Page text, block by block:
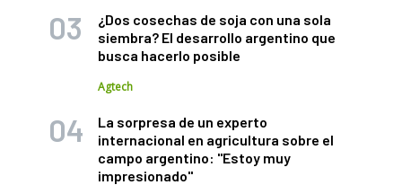
¿Dos cosechas de soja con una sola
siembra? El desarrollo argentino que
busca hacerlo posible
Agtech
La sorpresa de un experto
internacional en agricultura sobre el
campo argentino: "Estoy muy
impresionado"